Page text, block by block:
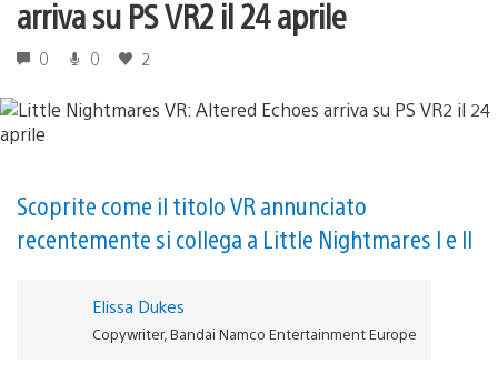
arriva su PS VR2 il 24 aprile
0 0 2
Scoprite come il titolo VR annunciato
recentemente si collega a Little Nightmares I e II
Elissa Dukes
Copywriter, Bandai Namco Entertainment Europe